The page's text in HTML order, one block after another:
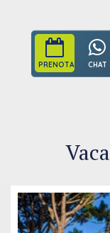
PRENOTA CHAT